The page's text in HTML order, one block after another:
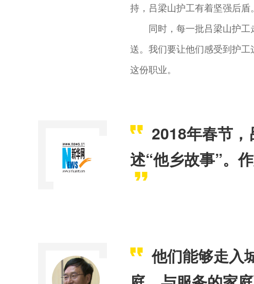
持，吕梁山护工有着坚强后盾。
同时，每一批吕梁山护
送。我们要让他们感受到护
这份职业。
2018年春节
述“他乡故事”。
他们能够走入